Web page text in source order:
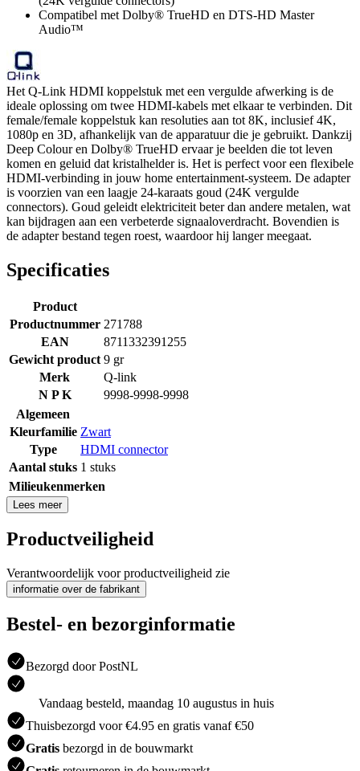
Compatibel met Dolby® TrueHD en DTS-HD Master
Audio™
Het Q-Link HDMI koppelstuk met een vergulde afwerking is de
ideale oplossing om twee HDMI-kabels met elkaar te verbinden. Dit
female/female koppelstuk kan resoluties aan tot 8K, inclusief 4K,
1080p en 3D, afhankelijk van de apparatuur die je gebruikt. Dankzij
Deep Colour en Dolby® TrueHD ervaar je beelden die tot leven
komen en geluid dat kristalhelder is. Het is perfect voor een flexibele
HDMI-verbinding in jouw home entertainment-systeem. De adapter
is voorzien van een laagje 24-karaats goud (24K vergulde
connectors). Goud geleidt elektriciteit beter dan andere metalen, wat
kan bijdragen aan een verbeterde signaaloverdracht. Bovendien is
de adapter bestand tegen roest, waardoor hij langer meegaat.
Specificaties
Product
Productnummer 271788
EAN
8711332391255
Gewicht product 9 gr
Merk
Q-link
N P K
9998-9998-9998
Algemeen
Kleurfamilie Zwart
Type
HDMI connector
Aantal stuks 1 stuks
Milieukenmerken
Lees meer
Productveiligheid
Verantwoordelijk voor productveiligheid zie
informatie over de fabrikant
Bestel- en bezorginformatie
Bezorgd door PostNL
Vandaag besteld, maandag 10 augustus in huis
Thuisbezorgd voor €4.95 en gratis vanaf €50
Gratis bezorgd in de bouwmarkt